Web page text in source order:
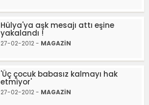
Hülya'ya aşk mesajı attı eşine
yakalandı !
27-02-2012 - MAGAZİN
'Üç çocuk babasız kalmayı hak
etmiyor'
27-02-2012 - MAGAZİN